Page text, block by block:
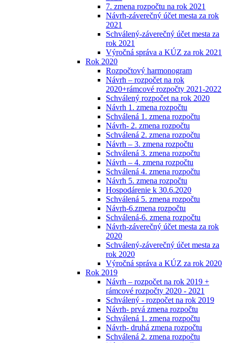
7. zmena rozpočtu na rok 2021
Návrh-záverečný účet mesta za rok
2021
Schválený-záverečný účet mesta za
rok 2021
Výročná správa a KÚZ za rok 2021
Rok 2020
Rozpočtový harmonogram
Návrh – rozpočet na rok
2020+rámcové rozpočty 2021-2022
Schválený rozpočet na rok 2020
Návrh 1. zmena rozpočtu
Schválená 1. zmena rozpočtu
Návrh- 2. zmena rozpočtu
Schválená 2. zmena rozpočtu
Návrh – 3. zmena rozpočtu
Schválená 3. zmena rozpočtu
Návrh – 4. zmena rozpočtu
Schválená 4. zmena rozpočtu
Návrh 5. zmena rozpočtu
Hospodárenie k 30.6.2020
Schválená 5. zmena rozpočtu
Návrh-6.zmena rozpočtu
Schválená-6. zmena rozpočtu
Návrh-záverečný účet mesta za rok
2020
Schválený-záverečný účet mesta za
rok 2020
Výročná správa a KÚZ za rok 2020
Rok 2019
Návrh – rozpočet na rok 2019 +
rámcové rozpočty 2020 - 2021
Schválený - rozpočet na rok 2019
Návrh- prvá zmena rozpočtu
Schválená 1. zmena rozpočtu
Návrh- druhá zmena rozpočtu
Schválená 2. zmena rozpočtu